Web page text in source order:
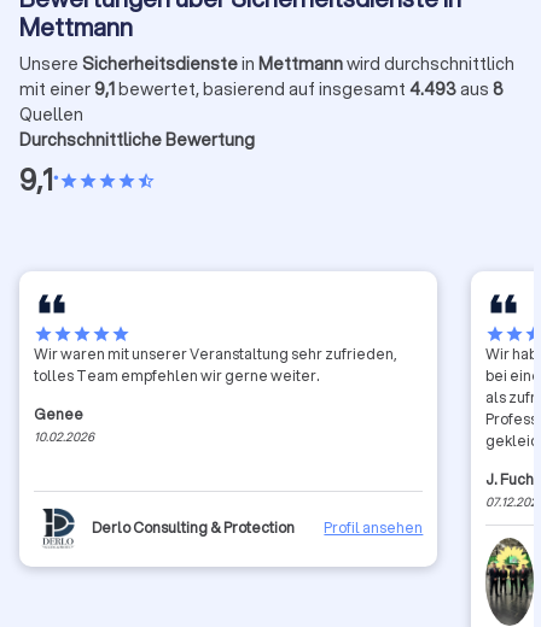
Mettmann
Unsere Sicherheitsdienstein Mettmannwird durchschnittlich
mit einer9,1bewertet, basierend auf insgesamt 4.493aus 8
Quellen
Durchschnittliche Bewertung
9,1•starstarstarstarstar_half
starstarstarstarstar
Wir waren mit unserer Veranstaltung sehr zufrieden,
tolles Team empfehlen wir gerne weiter.
Genee
10.02.2026
Derlo Consulting & Protection Profil ansehen
starstar
Wir
bei
als
selbst
J.